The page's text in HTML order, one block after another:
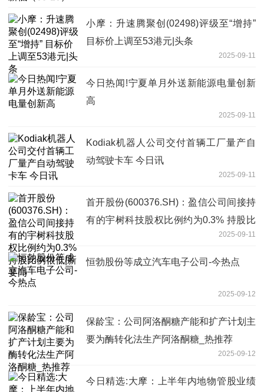
小摩：升速腾聚创(02498)评级至“增持”
目标价上调至53港元|头条
2025-09-11
今日热闻!宁夏单月外送新能源电量创新
高
2025-09-11
Kodiak机器人公司交付首辆工厂量产自
动驾驶卡车 今日讯
2025-09-11
首开股份(600376.SH)：盈信公司间接持
有的宇树科技股权比例约为0.3% 持股比
2025-09-11
恒勃股份等成立汽车电子公司-今热点
2025-09-12
保龄宝：公司阿洛酮糖产能和扩产计划主
要为酶转化法生产阿洛酮糖_热推荐
2025-09-12
今日精选:大摩：上半年内地物管股业绩